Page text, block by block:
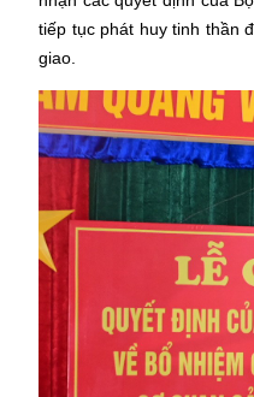
tiếp tục phát huy tinh thần
giao.